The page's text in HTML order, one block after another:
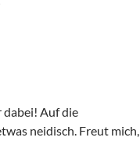
dabei! Auf die
neidisch. Freut mich,